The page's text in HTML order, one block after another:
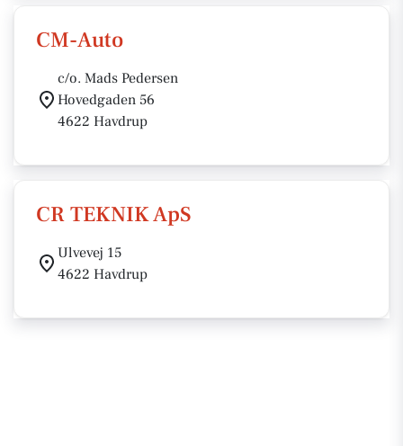
CM-Auto
c/o. Mads Pedersen
Hovedgaden 56
4622 Havdrup
CR TEKNIK ApS
Ulvevej 15
4622 Havdrup